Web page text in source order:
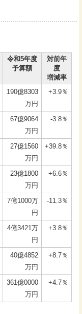
令和5年度
予算額
対前年
度
増減率
190億8303
万円
+3.9％
67億9064
万円
-3.8％
27億1560
万円
+39.8％
23億1800
万円
+6.6％
7億1000万
円
-11.3％
4億3421万
円
+3.8％
40億4852
万円
+8.7％
361億0000
万円
+4.7％